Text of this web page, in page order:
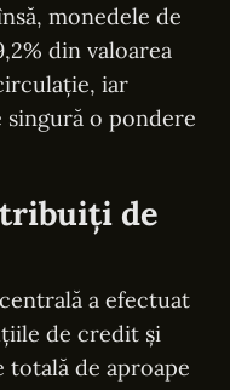
monedele de
din valoarea
iar
singură o pondere
de
a efectuat
de credit și
de aproape